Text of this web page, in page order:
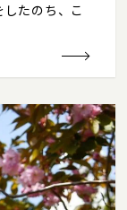
たのち、こ